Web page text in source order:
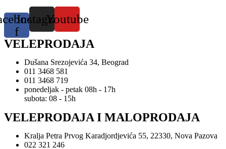
f
InstagramYoutube
VELEPRODAJA
Dušana Srezojevića 34, Beograd
011 3468 581
011 3468 719
ponedeljak - petak 08h - 17h
subota: 08 - 15h
VELEPRODAJA I MALOPRODAJA
Kralja Petra Prvog Karadjordjevića 55, 22330, Nova Pazova
022 321 246